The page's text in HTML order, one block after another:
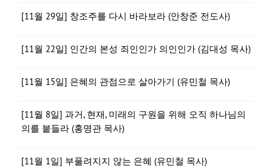
[11월 29일] 창조주를 다시 바라보라 (안창준 전도사)
[11월 22일] 인간의 본성 죄인인가 의인인가 (김대성 목사)
[11월 15일] 은혜의 관점으로 살아가기 (유민철 목사)
[11월 8일] 과거, 현재, 미래의 구원을 위해 오직 하나님의
의를 붙들라 (홍명관 목사)
[11월 1일] 부풀려지지 않는 은혜 (유민철 목사)